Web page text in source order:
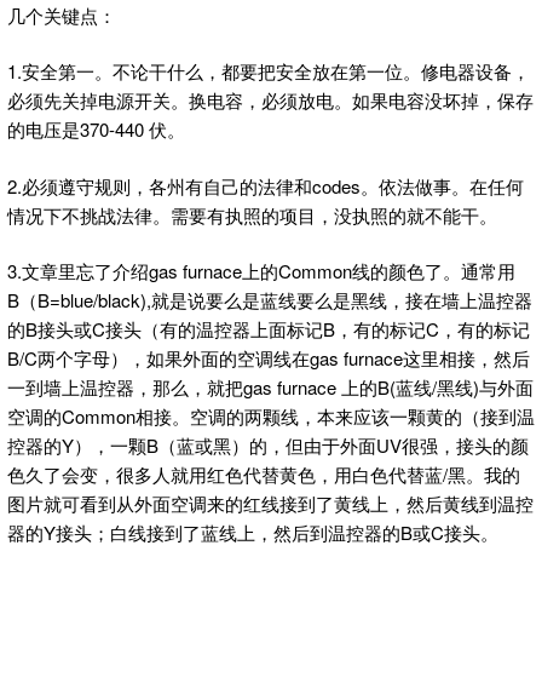
几个关键点：
1.安全第一。不论干什么，都要把安全放在第一位。修电器设备，
必须先关掉电源开关。换电容，必须放电。如果电容没坏掉，保存
的电压是370-440 伏。
2.必须遵守规则，各州有自己的法律和codes。依法做事。在任何
情况下不挑战法律。需要有执照的项目，没执照的就不能干。
3.文章里忘了介绍gas furnace上的Common线的颜色了。通常用
B（B=blue/black),就是说要么是蓝线要么是黑线，接在墙上温控器
的B接头或C接头（有的温控器上面标记B，有的标记C，有的标记
B/C两个字母），如果外面的空调线在gas furnace这里相接，然后
一到墙上温控器，那么，就把gas furnace 上的B(蓝线/黑线)与外面
空调的Common相接。空调的两颗线，本来应该一颗黄的（接到温
控器的Y），一颗B（蓝或黑）的，但由于外面UV很强，接头的颜
色久了会变，很多人就用红色代替黄色，用白色代替蓝/黑。我的
图片就可看到从外面空调来的红线接到了黄线上，然后黄线到温控
器的Y接头；白线接到了蓝线上，然后到温控器的B或C接头。